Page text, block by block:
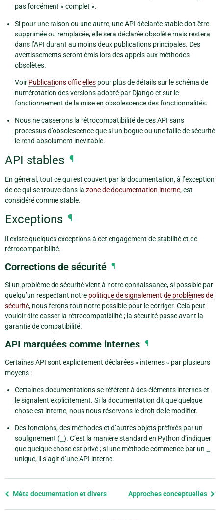
pas forcément « complet ».
Si pour une raison ou une autre, une API déclarée stable doit être
supprimée ou remplacée, elle sera déclarée obsolète mais restera
dans l’API durant au moins deux publications principales. Des
avertissements seront émis lors des appels aux méthodes
obsolètes.
Voir Publications officielles pour plus de détails sur le schéma de
numérotation des versions adopté par Django et sur le
fonctionnement de la mise en obsolescence des fonctionnalités.
Nous ne casserons la rétrocompatibilité de ces API sans
processus d’obsolescence que si un bogue ou une faille de sécurité
le rend absolument inévitable.
API stables ¶
En général, tout ce qui est couvert par la documentation, à l’exception
de ce qui se trouve dans la zone de documentation interne, est
considéré comme stable.
Exceptions ¶
Il existe quelques exceptions à cet engagement de stabilité et de
rétrocompatibilité.
Corrections de sécurité ¶
Si un problème de sécurité vient à notre connaissance, si possible par
quelqu’un respectant notre politique de signalement de problèmes de
sécurité, nous ferons tout notre possible pour le corriger. Cela peut
vouloir dire casser la rétrocompatibilité ; la sécurité passe avant la
garantie de compatibilité.
API marquées comme internes ¶
Certaines API sont explicitement déclarées « internes » par plusieurs
moyens :
Certaines documentations se réfèrent à des éléments internes et
le signalent explicitement. Si la documentation dit que quelque
chose est interne, nous nous réservons le droit de le modifier.
Des fonctions, des méthodes et d’autres objets préfixés par un
soulignement ( ). C’est la manière standard en Python d’indiquer
que quelque chose est privé ; si une méthode commence par un
unique, il s’agit d’une API interne.
Previous
Méta documentation et divers Approches conceptuelles